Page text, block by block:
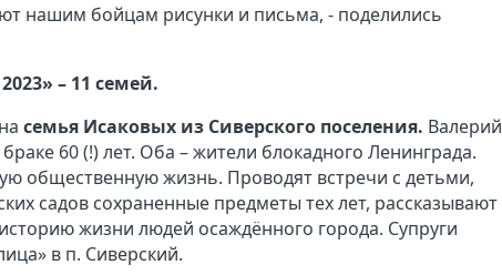
нашим бойцам рисунки и письма, - поделились
– 11 семей.
семья Исаковых из Сиверского поселения. Валерий
60 (!) лет. Оба – жители блокадного Ленинграда.
общественную жизнь. Проводят встречи с детьми,
садов сохраненные предметы тех лет, рассказывают
жизни людей осаждённого города. Супруги
в п. Сиверский.